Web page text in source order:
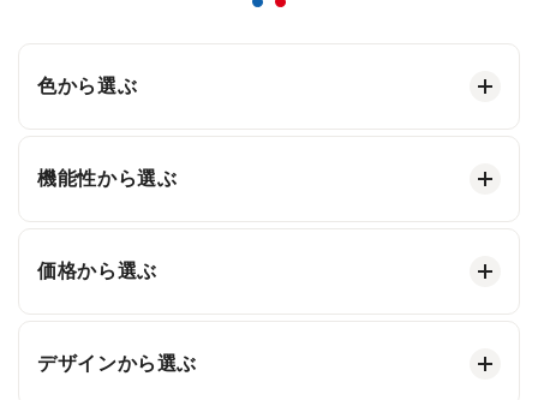
色から選ぶ
機能性から選ぶ
価格から選ぶ
デザインから選ぶ